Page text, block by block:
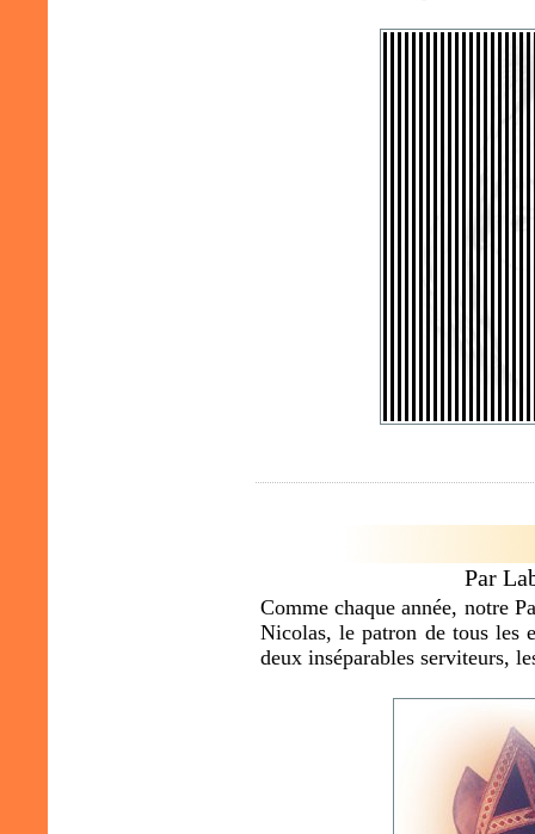
Par
Comme chaque année, notre
Nicolas, le patron de tous les
deux inséparables serviteurs,